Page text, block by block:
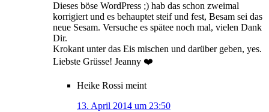
Dieses böse WordPress ;) hab das schon zweimal
korrigiert und es behauptet steif und fest, Besam sei das
neue Sesam. Versuche es spätee noch mal, vielen Dank
Dir.
Krokant unter das Eis mischen und darüber geben, yes.
Liebste Grüsse! Jeanny ❤️
Heike Rossi meint
13. April 2014 um 23:50